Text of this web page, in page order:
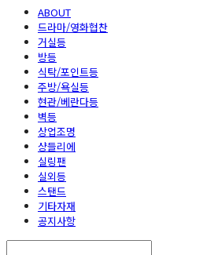
ABOUT
드라마/영화협찬
거실등
방등
식탁/포인트등
주방/욕실등
현관/베란다등
벽등
상업조명
샹들리에
실링팬
실외등
스탠드
기타자재
공지사항